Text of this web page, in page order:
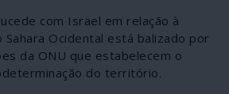
com Israel em relação à
Sahara Ocidental está balizado por
da ONU que estabelecem o
do território.